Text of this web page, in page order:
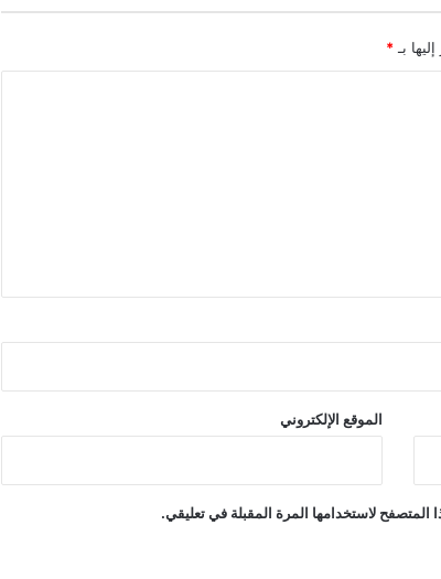
بـ *
الموقع الإلكتروني
المتصفح لاستخدامها المرة المقبلة في تعليقي.